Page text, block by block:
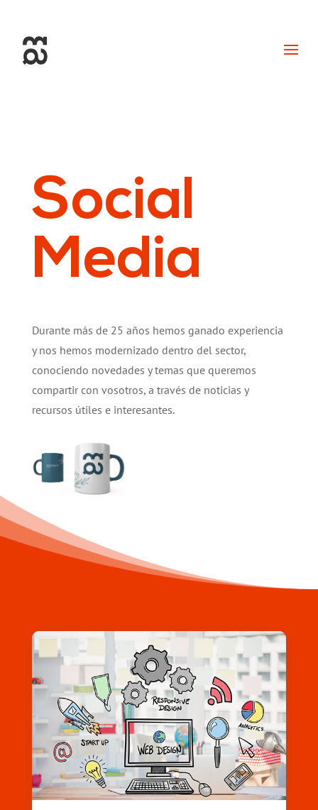
Social
Media
Durante más de 25 años hemos ganado experiencia
y nos hemos modernizado dentro del sector,
conociendo novedades y temas que queremos
compartir con vosotros, a través de noticias y
recursos útiles e interesantes.